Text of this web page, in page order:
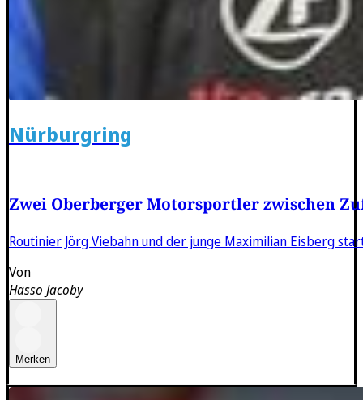
Nürburgring
Zwei Oberberger Motorsportler zwischen
Routinier Jörg Viebahn und der junge Maximilian Eisberg
Von
Hasso Jacoby
Merken